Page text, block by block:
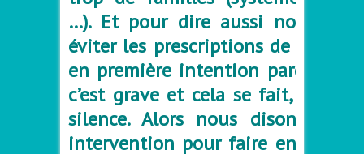
…). Et pour dire aussi non,en
éviter les prescriptions de
en première intention parce que
c’est grave et cela se fait, et
silence. Alors nous disons OUI
intervention pour faire en sorte